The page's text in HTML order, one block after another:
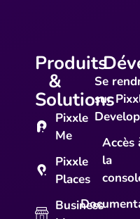
Produits
&
Solutions
Pixxle
Me
Pixxle
Places
Business
Se
sur
Accès
la